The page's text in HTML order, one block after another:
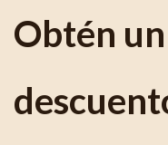
Obtén